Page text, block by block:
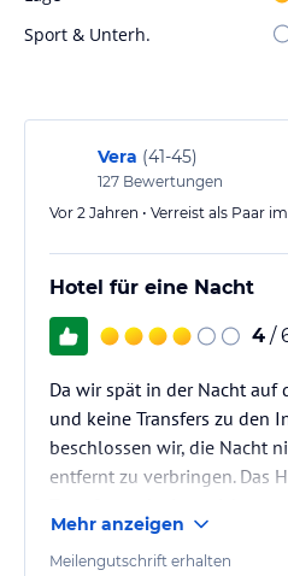
Tauchen. Ein Fahrradverleih ist
Umgebung zu erkunden. Das
Hinweis: Verfasst von
Angaben ohne Gewähr. Bitte
verbindlichen Angebotsdetails
Sport & Unterh.
Vera (41-45)
127 Bewertungen
Vor 2 Jahren • Verreist als Paar
Hotel für eine Nacht
4 /
Da wir spät in der Nacht auf
und keine Transfers zu den
beschlossen wir, die Nacht
entfernt zu verbringen. Das
für die Nacht. Das Zimmer
die Sauberkeit nicht perfekt
Mehr anzeigen
Meilengutschrift erhalten